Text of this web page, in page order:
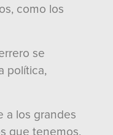
como los
se
política,
a los grandes
que tenemos,